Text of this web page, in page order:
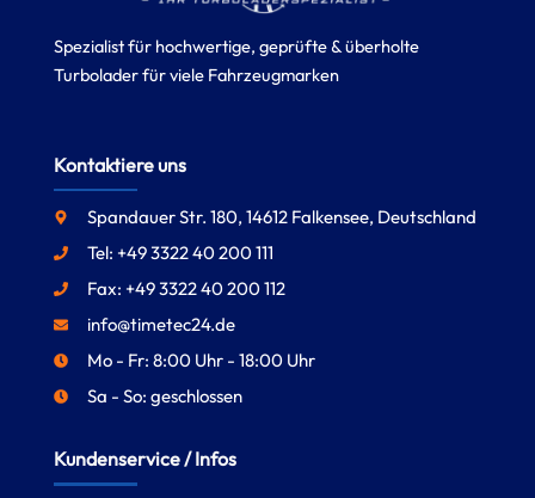
Spezialist für hochwertige, geprüfte & überholte
Turbolader für viele Fahrzeugmarken
Kontaktiere uns
Spandauer Str. 180, 14612 Falkensee, Deutschland
Tel: +49 3322 40 200 111
Fax: +49 3322 40 200 112
info@timetec24.de
Mo - Fr: 8:00 Uhr - 18:00 Uhr
Sa - So: geschlossen
Kundenservice / Infos